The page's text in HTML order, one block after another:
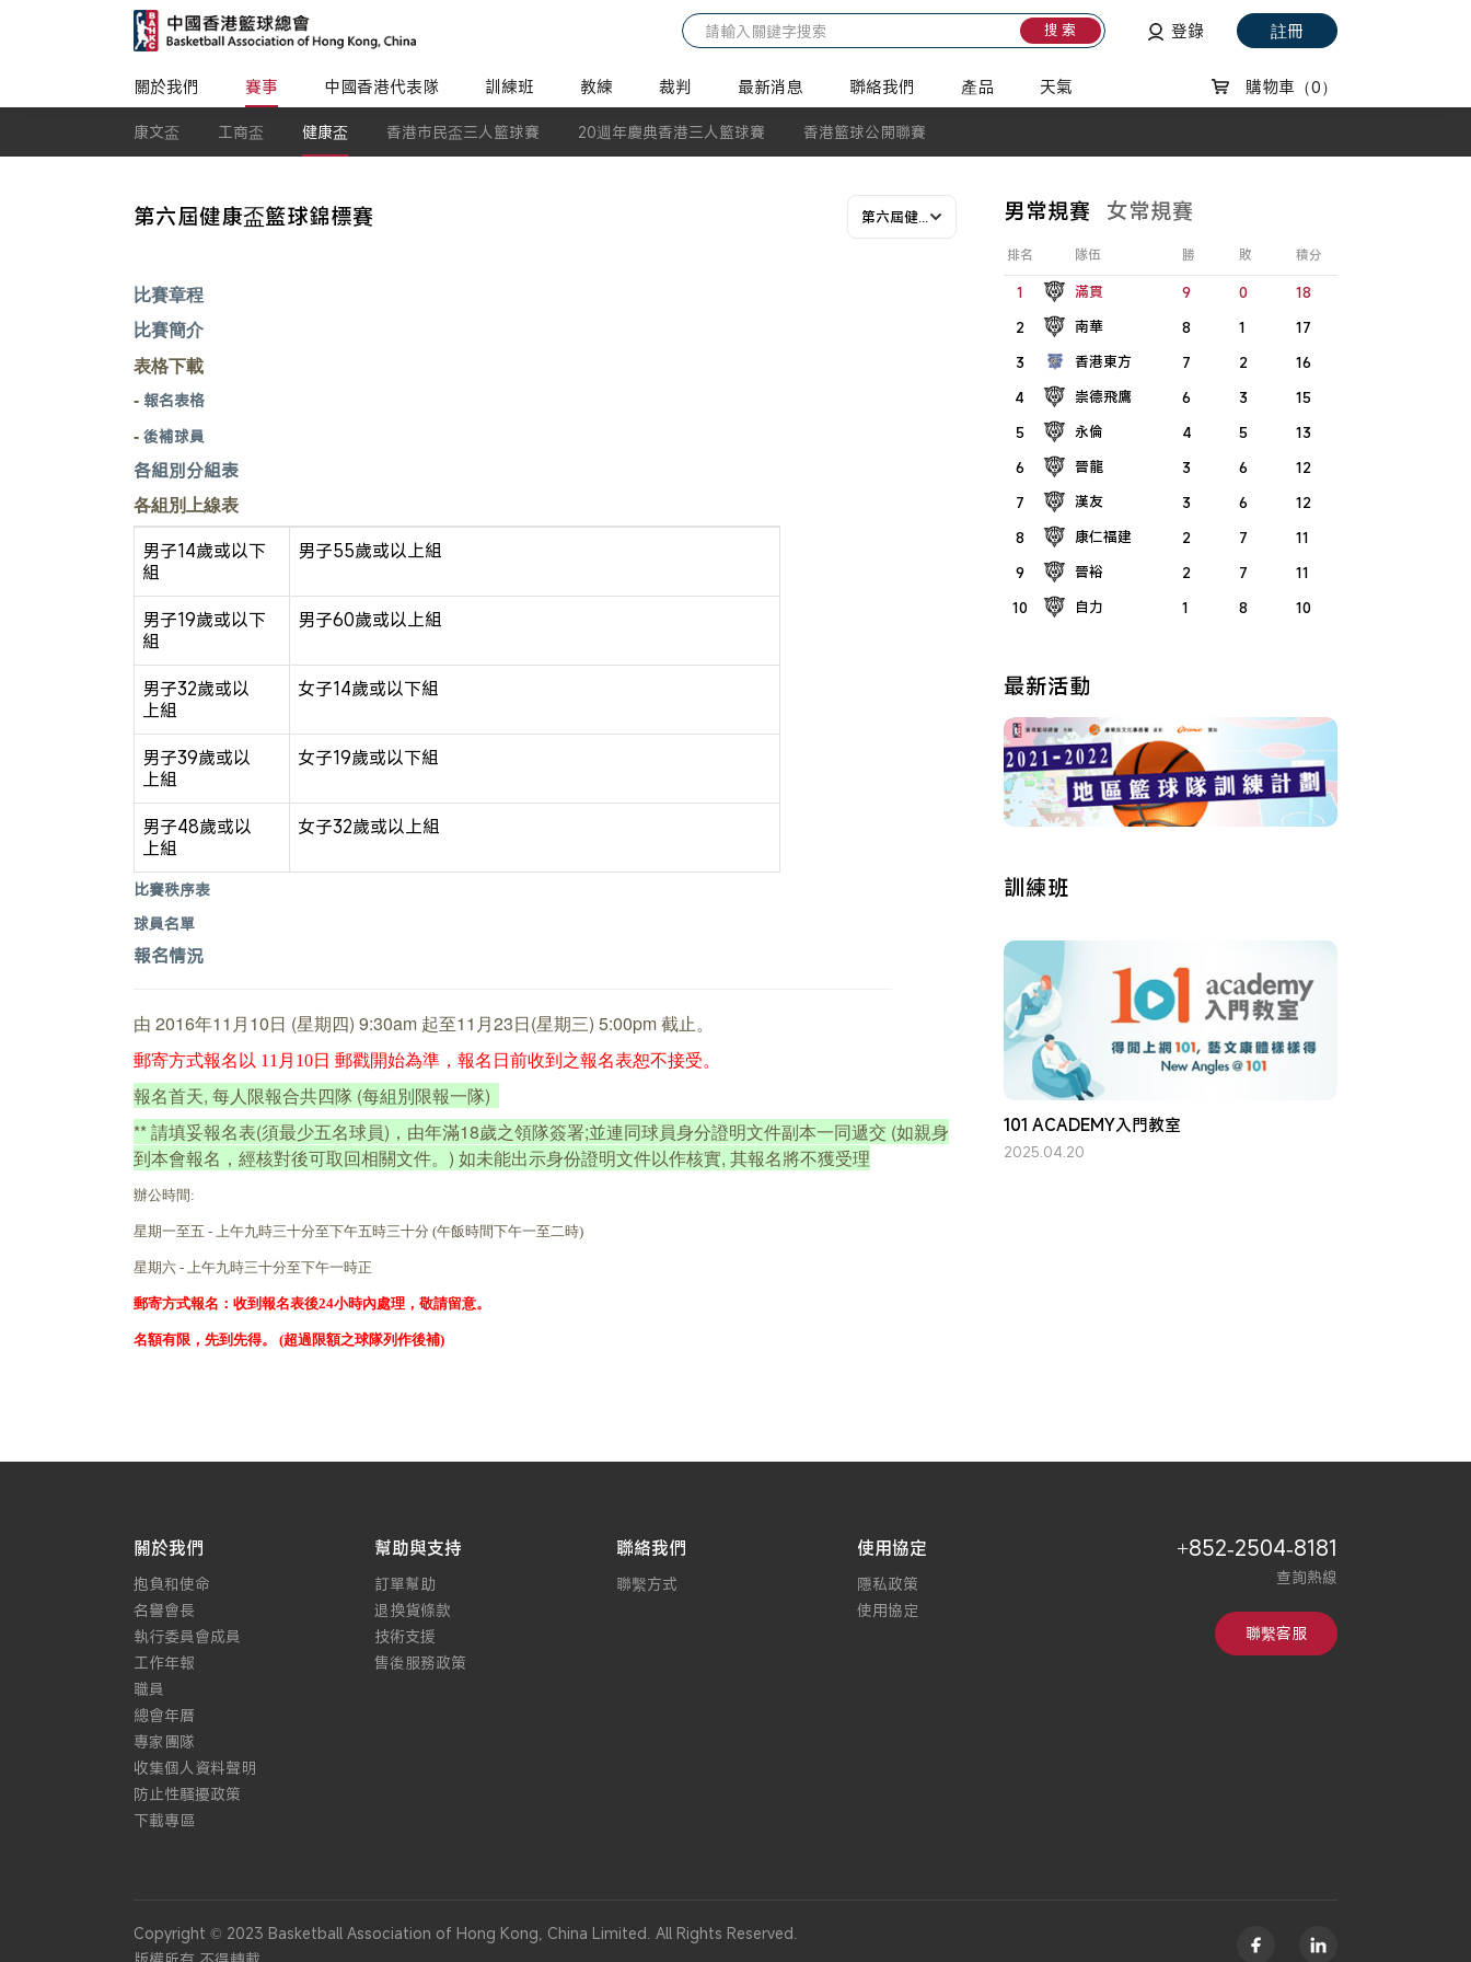
搜 索 登錄 註冊
關於我們 賽事 中國香港代表隊 訓練班 教練 裁判 最新消息 聯絡我們 產品 天氣 購物車 （0）
康文盃 工商盃 健康盃 香港市民盃三人籃球賽 20週年慶典香港三人籃球賽 香港籃球公開聯賽
第六屆健康盃籃球錦標賽 第六屆健康盃 (2016-17年度)
比賽章程
比賽簡介
表格下載
- 報名表格
- 後補球員
各組別分組表
各組別上線表
男子14歲或以下
組
男子55歲或以上組
男子19歲或以下
組
男子60歲或以上組
男子32歲或以
上組
女子14歲或以下組
男子39歲或以
上組
女子19歲或以下組
男子48歲或以
上組
女子32歲或以上組
比賽秩序表
球員名單
報名情況
由 2016年11月10日 (星期四) 9:30am 起至11月23日(星期三) 5:00pm 截止。
郵寄方式報名以 11月10日 郵戳開始為準，報名日前收到之報名表恕不接受。
報名首天, 每人限報合共四隊 (每組別限報一隊)
**請填妥報名表(須最少五名球員) ，由年滿18歲之領隊簽署;並連同球員身分證明文件副本一同遞交 (如親身
到本會報名，經核對後可取回相關文件。) 如未能出示身份證明文件以作核實, 其報名將不獲受理
辦公時間:
星期一至五 - 上午九時三十分至下午五時三十分 (午飯時間下午一至二時)
星期六 - 上午九時三十分至下午一時正
郵寄方式報名：收到報名表後24小時內處理，敬請留意。
名額有限，先到先得。 (超過限額之球隊列作後補)
男常規賽 女常規賽
排名 隊伍 勝 敗 積分
1 滿貫 9 0
18
2
南華 8 1
17
3
香港東方 7 2
16
4
崇德飛鷹 6 3
15
5
永倫 4 5
13
6
晉龍 3 6
12
7
漢友 3 6
12
8
康仁福建 2 7
11
9
晉裕 2 7
11
10
自力 1 8 10
最新活動
訓練班
101 ACADEMY入門教室
2025.04.20
關於我們
抱負和使命
名譽會長
執行委員會成員
工作年報
職員
總會年曆
專家團隊
收集個人資料聲明
防止性騷擾政策
下載專區
幫助與支持
訂單幫助
退換貨條款
技術支援
售後服務政策
聯絡我們
聯繫方式
使用協定
隱私政策
使用協定
+852-2504-8181
查詢熱線
聯繫客服
Copyright © 2023 Basketball Association of Hong Kong, China Limited. All Rights Reserved.